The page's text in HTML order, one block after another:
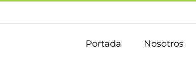
Portada Nosotros